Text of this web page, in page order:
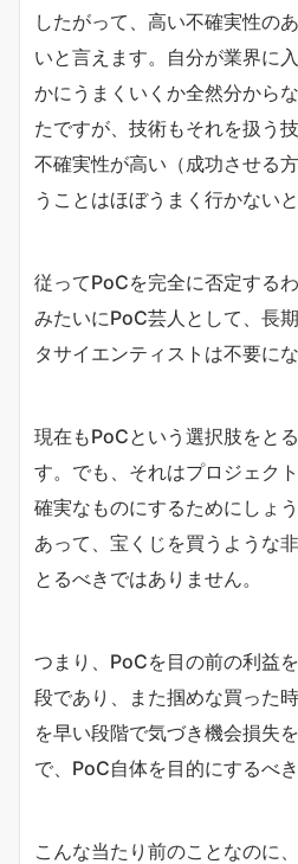
したがって、高い不確実性の
いと言えます。自分が業界に
かにうまくいくか全然分から
たですが、技術もそれを扱う
不確実性が高い（成功させる
うことはほぼうまく行かない
従ってPoCを完全に否定する
みたいにPoC芸人として、長
タサイエンティストは不要にな
現在もPoCという選択肢をと
す。でも、それはプロジェク
確実なものにするためにしょ
あって、宝くじを買うような
とるべきではありません。
つまり、PoCを目の前の利益
段であり、また掴めな買った
を早い段階で気づき機会損失
で、PoC自体を目的にするべ
こんな当たり前のことなのに